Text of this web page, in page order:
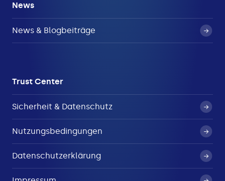
News
News & Blogbeiträge
Trust Center
Sicherheit & Datenschutz
Nutzungsbedingungen
Datenschutzerklärung